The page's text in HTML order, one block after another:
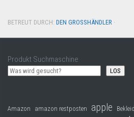
BETREUT DURCH: DEN GROSSHÄNDLER ·
Produkt Suchmaschine
LOS
Amazon amazon restposten apple